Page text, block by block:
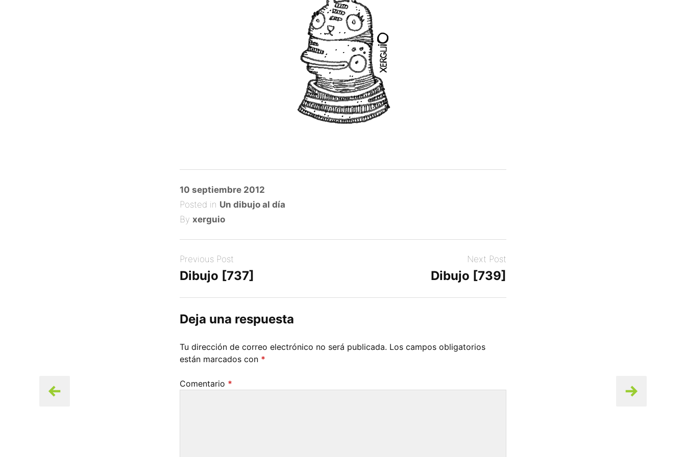
Posted
on
10 septiembre 2012
Posted in Un dibujo al día
By xerguio
Previous Post
Dibujo [737]
Next Post
Dibujo [739]
Deja una respuesta
Tu dirección de correo electrónico no será publicada. Los campos obligatorios
están marcados con *
Comentario *